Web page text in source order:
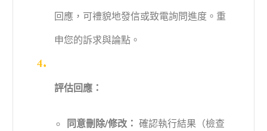
回應，可禮貌地發信或致電詢問進度。重
申您的訴求與論點。
評估回應：
同意刪除/修改： 確認執行結果（檢查